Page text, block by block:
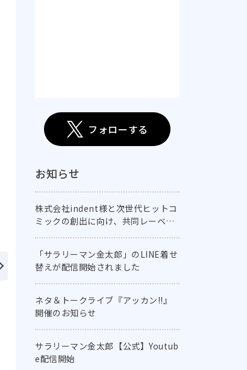
フォローする
お知らせ
株式会社indent様と次世代ヒットコ
ミックの創出に向け、共同レーベル
「サラリーマン金太郎」のLINE着せ
替えが配信開始されました
ネタ＆トークライブ『アッカン!!』
開催のお知らせ
サラリーマン金太郎【公式】Youtub
e配信開始
未熟な僕らのカモフラージ
椛嶋ユウニ
ギフテッド－相棒の遺した
もの－